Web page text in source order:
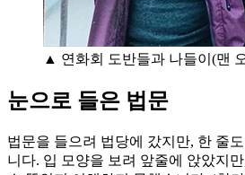
▲ 연화회 도반들과 나들이(맨
눈으로 들은 법문
법문을 들으려 법당에 갔지만, 한 줄
니다. 입 모양을 보려 앞줄에 앉았지